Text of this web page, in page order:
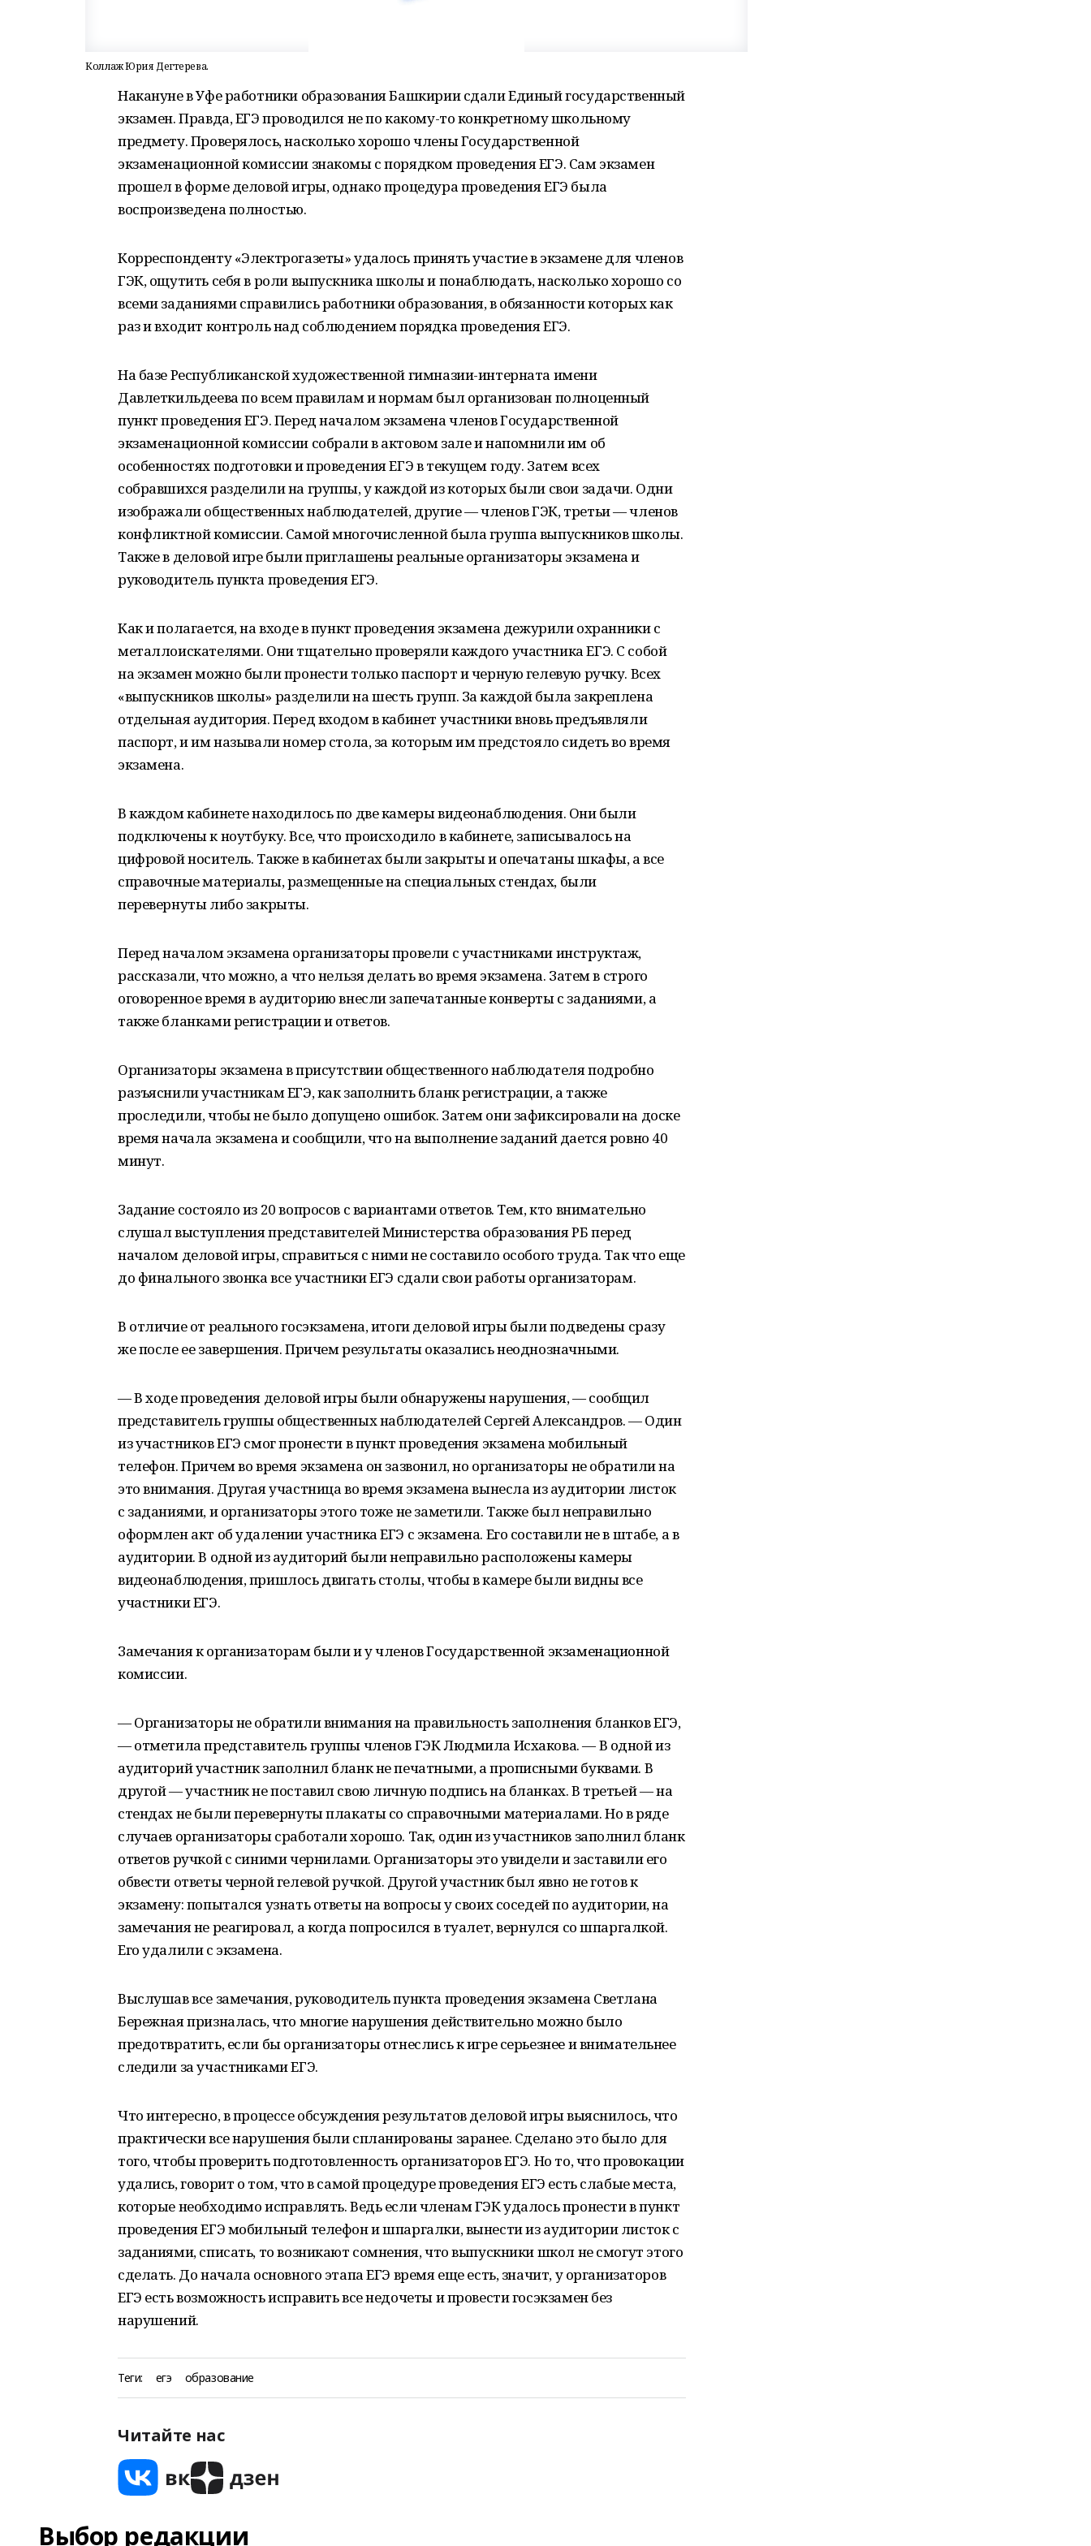
Коллаж Юрия Дегтерева.
Накануне в Уфе работники образования Башкирии сдали Единый государственный
экзамен. Правда, ЕГЭ проводился не по какому-то конкретному школьному
предмету. Проверялось, насколько хорошо члены Государственной
экзаменационной комиссии знакомы с порядком проведения ЕГЭ. Сам экзамен
прошел в форме деловой игры, однако процедура проведения ЕГЭ была
воспроизведена полностью.
Корреспонденту «Электрогазеты» удалось принять участие в экзамене для членов
ГЭК, ощутить себя в роли выпускника школы и понаблюдать, насколько хорошо со
всеми заданиями справились работники образования, в обязанности которых как
раз и входит контроль над соблюдением порядка проведения ЕГЭ.
На базе Республиканской художественной гимназии-интерната имени
Давлеткильдеева по всем правилам и нормам был организован полноценный
пункт проведения ЕГЭ. Перед началом экзамена членов Государственной
экзаменационной комиссии собрали в актовом зале и напомнили им об
особенностях подготовки и проведения ЕГЭ в текущем году. Затем всех
собравшихся разделили на группы, у каждой из которых были свои задачи. Одни
изображали общественных наблюдателей, другие — членов ГЭК, третьи — членов
конфликтной комиссии. Самой многочисленной была группа выпускников школы.
Также в деловой игре были приглашены реальные организаторы экзамена и
руководитель пункта проведения ЕГЭ.
Как и полагается, на входе в пункт проведения экзамена дежурили охранники с
металлоискателями. Они тщательно проверяли каждого участника ЕГЭ. С собой
на экзамен можно были пронести только паспорт и черную гелевую ручку. Всех
«выпускников школы» разделили на шесть групп. За каждой была закреплена
отдельная аудитория. Перед входом в кабинет участники вновь предъявляли
паспорт, и им называли номер стола, за которым им предстояло сидеть во время
экзамена.
В каждом кабинете находилось по две камеры видеонаблюдения. Они были
подключены к ноутбуку. Все, что происходило в кабинете, записывалось на
цифровой носитель. Также в кабинетах были закрыты и опечатаны шкафы, а все
справочные материалы, размещенные на специальных стендах, были
перевернуты либо закрыты.
Перед началом экзамена организаторы провели с участниками инструктаж,
рассказали, что можно, а что нельзя делать во время экзамена. Затем в строго
оговоренное время в аудиторию внесли запечатанные конверты с заданиями, а
также бланками регистрации и ответов.
Организаторы экзамена в присутствии общественного наблюдателя подробно
разъяснили участникам ЕГЭ, как заполнить бланк регистрации, а также
проследили, чтобы не было допущено ошибок. Затем они зафиксировали на доске
время начала экзамена и сообщили, что на выполнение заданий дается ровно 40
минут.
Задание состояло из 20 вопросов с вариантами ответов. Тем, кто внимательно
слушал выступления представителей Министерства образования РБ перед
началом деловой игры, справиться с ними не составило особого труда. Так что еще
до финального звонка все участники ЕГЭ сдали свои работы организаторам.
В отличие от реального госэкзамена, итоги деловой игры были подведены сразу
же после ее завершения. Причем результаты оказались неоднозначными.
— В ходе проведения деловой игры были обнаружены нарушения, — сообщил
представитель группы общественных наблюдателей Сергей Александров. — Один
из участников ЕГЭ смог пронести в пункт проведения экзамена мобильный
телефон. Причем во время экзамена он зазвонил, но организаторы не обратили на
это внимания. Другая участница во время экзамена вынесла из аудитории листок
с заданиями, и организаторы этого тоже не заметили. Также был неправильно
оформлен акт об удалении участника ЕГЭ с экзамена. Его составили не в штабе, а в
аудитории. В одной из аудиторий были неправильно расположены камеры
видеонаблюдения, пришлось двигать столы, чтобы в камере были видны все
участники ЕГЭ.
Замечания к организаторам были и у членов Государственной экзаменационной
комиссии.
— Организаторы не обратили внимания на правильность заполнения бланков ЕГЭ,
— отметила представитель группы членов ГЭК Людмила Исхакова. — В одной из
аудиторий участник заполнил бланк не печатными, а прописными буквами. В
другой — участник не поставил свою личную подпись на бланках. В третьей — на
стендах не были перевернуты плакаты со справочными материалами. Но в ряде
случаев организаторы сработали хорошо. Так, один из участников заполнил бланк
ответов ручкой с синими чернилами. Организаторы это увидели и заставили его
обвести ответы черной гелевой ручкой. Другой участник был явно не готов к
экзамену: попытался узнать ответы на вопросы у своих соседей по аудитории, на
замечания не реагировал, а когда попросился в туалет, вернулся со шпаргалкой.
Его удалили с экзамена.
Выслушав все замечания, руководитель пункта проведения экзамена Светлана
Бережная призналась, что многие нарушения действительно можно было
предотвратить, если бы организаторы отнеслись к игре серьезнее и внимательнее
следили за участниками ЕГЭ.
Что интересно, в процессе обсуждения результатов деловой игры выяснилось, что
практически все нарушения были спланированы заранее. Сделано это было для
того, чтобы проверить подготовленность организаторов ЕГЭ. Но то, что провокации
удались, говорит о том, что в самой процедуре проведения ЕГЭ есть слабые места,
которые необходимо исправлять. Ведь если членам ГЭК удалось пронести в пункт
проведения ЕГЭ мобильный телефон и шпаргалки, вынести из аудитории листок с
заданиями, списать, то возникают сомнения, что выпускники школ не смогут этого
сделать. До начала основного этапа ЕГЭ время еще есть, значит, у организаторов
ЕГЭ есть возможность исправить все недочеты и провести госэкзамен без
нарушений.
Теги: егэ образование
Читайте нас
Выбор редакции